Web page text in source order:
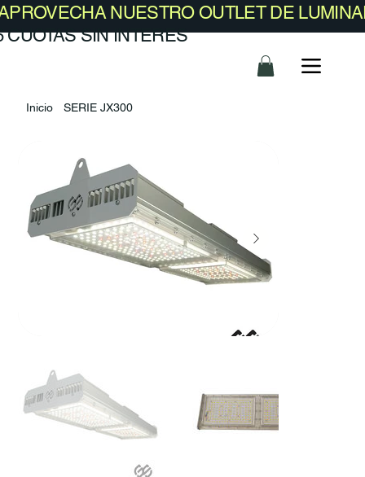
Inicio SERIE JX300
NUESTRO OUTLET DE
CUOTAS SIN INTERES